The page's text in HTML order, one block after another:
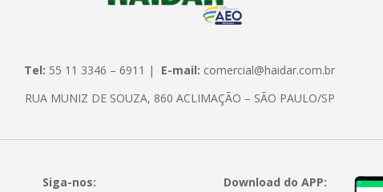
Tel: 55 11 3346 – 6911 | E-mail: comercial@haidar.com.br
RUA MUNIZ DE SOUZA, 860 ACLIMAÇÃO – SÃO PAULO/SP
Siga-nos: Download do APP: